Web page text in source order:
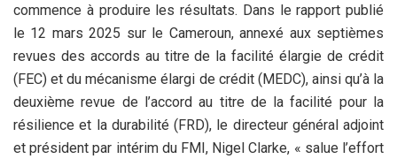
commence à produire les résultats. Dans le rapport publié
le 12 mars 2025 sur le Cameroun, annexé aux septièmes
revues des accords au titre de la facilité élargie de crédit
(FEC) et du mécanisme élargi de crédit (MEDC), ainsi qu’à la
deuxième revue de l’accord au titre de la facilité pour la
résilience et la durabilité (FRD), le directeur général adjoint
et président par intérim du FMI, Nigel Clarke, « salue l’effort